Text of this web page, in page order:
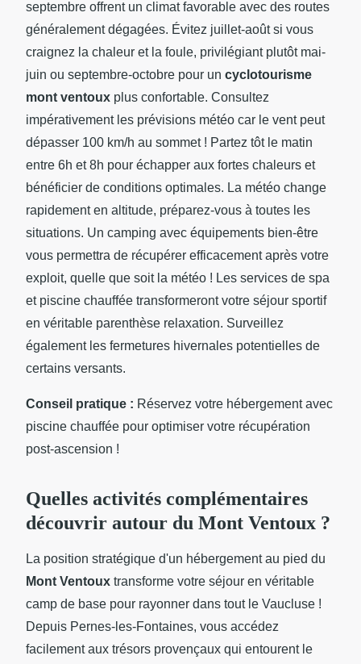
septembre offrent un climat favorable avec des routes
généralement dégagées. Évitez juillet-août si vous
craignez la chaleur et la foule, privilégiant plutôt mai-
juin ou septembre-octobre pour un cyclotourisme
mont ventoux plus confortable. Consultez
impérativement les prévisions météo car le vent peut
dépasser 100 km/h au sommet ! Partez tôt le matin
entre 6h et 8h pour échapper aux fortes chaleurs et
bénéficier de conditions optimales. La météo change
rapidement en altitude, préparez-vous à toutes les
situations. Un camping avec équipements bien-être
vous permettra de récupérer efficacement après votre
exploit, quelle que soit la météo ! Les services de spa
et piscine chauffée transformeront votre séjour sportif
en véritable parenthèse relaxation. Surveillez
également les fermetures hivernales potentielles de
certains versants.
Conseil pratique : Réservez votre hébergement avec
piscine chauffée pour optimiser votre récupération
post-ascension !
Quelles activités complémentaires
découvrir autour du Mont Ventoux ?
La position stratégique d'un hébergement au pied du
Mont Ventoux transforme votre séjour en véritable
camp de base pour rayonner dans tout le Vaucluse !
Depuis Pernes-les-Fontaines, vous accédez
facilement aux trésors provençaux qui entourent le